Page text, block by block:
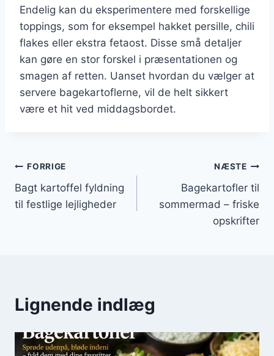
Endelig kan du eksperimentere med forskellige
toppings, som for eksempel hakket persille, chili
flakes eller ekstra fetaost. Disse små detaljer
kan gøre en stor forskel i præsentationen og
smagen af retten. Uanset hvordan du vælger at
servere bagekartoflerne, vil de helt sikkert
være et hit ved middagsbordet.
Indlægsnavigation
FORRIGE
Bagt kartoffel fyldning
til festlige lejligheder
NÆSTE
Bagekartofler til
sommermad – friske
opskrifter
Lignende indlæg